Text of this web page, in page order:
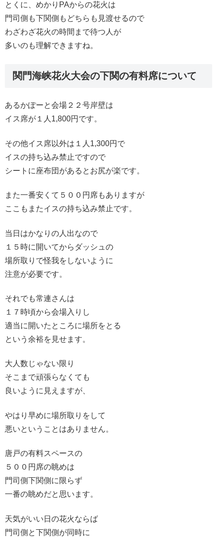
とくに、めかりPAからの花火は
門司側も下関側もどちらも見渡せるので
わざわざ花火の時間まで待つ人が
多いのも理解できますね。
関門海峡花火大会の下関の有料席について
あるかぽーと会場２２号岸壁は
イス席が１人1,800円です。
その他イス席以外は１人1,300円で
イスの持ち込み禁止ですので
シートに座布団があるとお尻が楽です。
また一番安くて５００円席もありますが
ここもまたイスの持ち込み禁止です。
当日はかなりの人出なので
１５時に開いてからダッシュの
場所取りで怪我をしないように
注意が必要です。
それでも常連さんは
１７時頃から会場入りし
適当に開いたところに場所をとる
という余裕を見せます。
大人数じゃない限り
そこまで頑張らなくても
良いように見えますが、
やはり早めに場所取りをして
悪いということはありません。
唐戸の有料スペースの
５００円席の眺めは
門司側下関側に限らず
一番の眺めだと思います。
天気がいい日の花火ならば
門司側と下関側が同時に